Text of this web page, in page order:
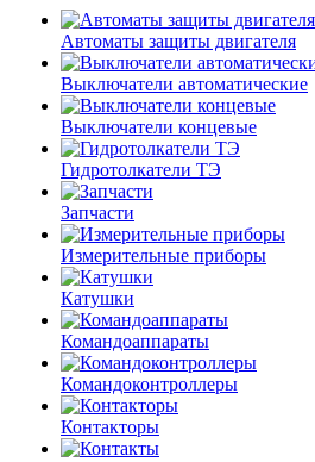
Автоматы защиты двигателя
Выключатели автоматические
Выключатели концевые
Гидротолкатели ТЭ
Запчасти
Измерительные приборы
Катушки
Командоаппараты
Командоконтроллеры
Контакторы